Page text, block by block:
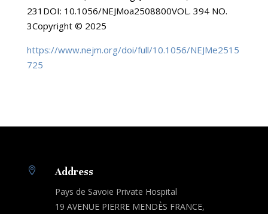
231DOI: 10.1056/NEJMoa2508800VOL. 394 NO.
3Copyright © 2025
https://www.nejm.org/doi/full/10.1056/NEJMe2515
725
 Address
Pays de Savoie Private Hospital
19 AVENUE PIERRE MENDÈS FRANCE,